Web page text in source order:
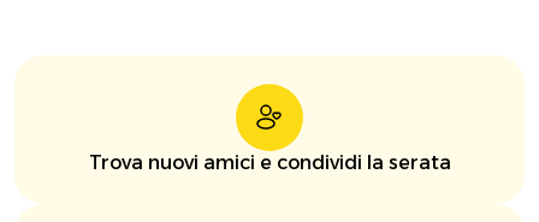
Trova nuovi amici e condividi la serata